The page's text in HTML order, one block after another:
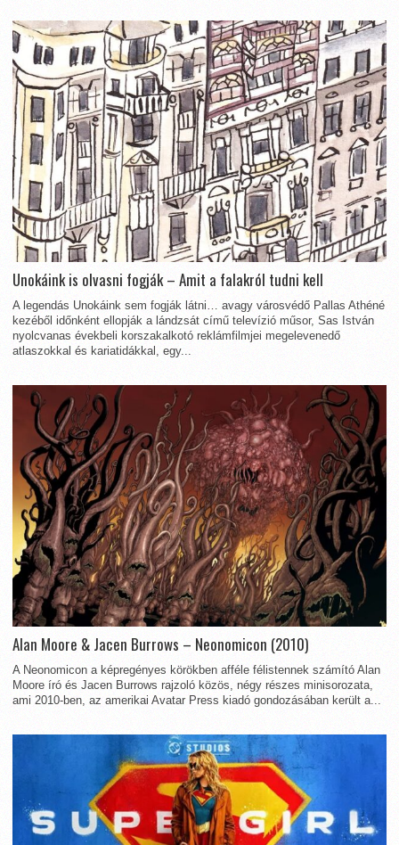
Unokáink is olvasni fogják – Amit a falakról tudni kell
A legendás Unokáink sem fogják látni… avagy városvédő Pallas Athéné
kezéből időnként ellopják a lándzsát című televízió műsor, Sas István
nyolcvanas évekbeli korszakalkotó reklámfilmjei megelevenedő
atlaszokkal és kariatidákkal, egy...
Alan Moore & Jacen Burrows – Neonomicon (2010)
A Neonomicon a képregényes körökben afféle félistennek számító Alan
Moore író és Jacen Burrows rajzoló közös, négy részes minisorozata,
ami 2010-ben, az amerikai Avatar Press kiadó gondozásában került a...